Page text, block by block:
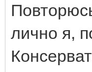
лично я,